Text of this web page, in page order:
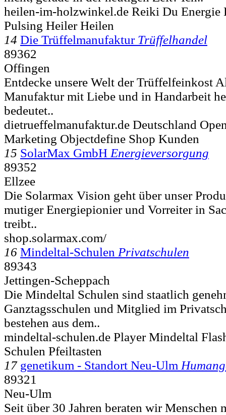
heilen-im-holzwinkel.de Reiki Du Energie
Pulsing Heiler Heilen
14 Die Trüffelmanufaktur Trüffelhandel
89362
Offingen
Entdecke unsere Welt der Trüffelfeinkost
Manufaktur mit Liebe und in Handarbeit
bedeutet..
dietrueffelmanufaktur.de Deutschland
Marketing Objectdefine Shop Kunden
15 SolarMax GmbH Energieversorgung
89352
Ellzee
Die Solarmax Vision geht über unser
mutiger Energiepionier und Vorreiter in
treibt..
shop.solarmax.com/
16 Mindeltal-Schulen Privatschulen
89343
Jettingen-Scheppach
Die Mindeltal Schulen sind staatlich
Ganztagsschulen und Mitglied im
bestehen aus dem..
mindeltal-schulen.de Player Mindeltal
Schulen Pfeiltasten
17 genetikum - Standort Neu-Ulm
89321
Neu-Ulm
Seit über 30 Jahren beraten wir Menschen